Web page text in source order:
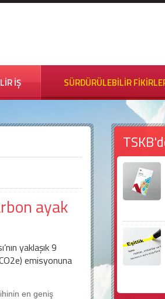
İŞ SÜRDÜRÜLEBİLİR
ayak
yaklaşık 9
emisyonuna
en geniş